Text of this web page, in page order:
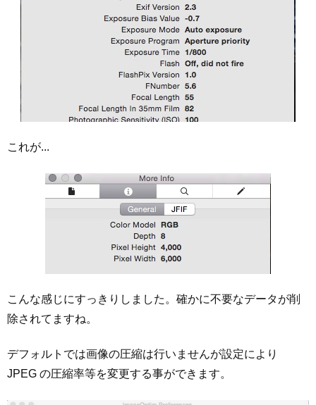
これが...
こんな感じにすっきりしました。確かに不要なデータが削
除されてますね。
デフォルトでは画像の圧縮は行いませんが設定により
JPEG の圧縮率等を変更する事ができます。